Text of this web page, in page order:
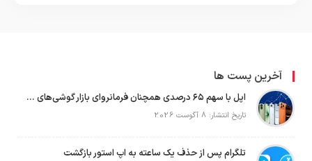
آخرین پست ها
اپل با سهم ۶۵ درصدی همچنان فرمانروای بازار گوشی‌های پریمیوم جهان است
تاریخ انتشار: 8 آگوست 2026
تلگرام پس از حذف یک ساعته به اپ استور بازگشت